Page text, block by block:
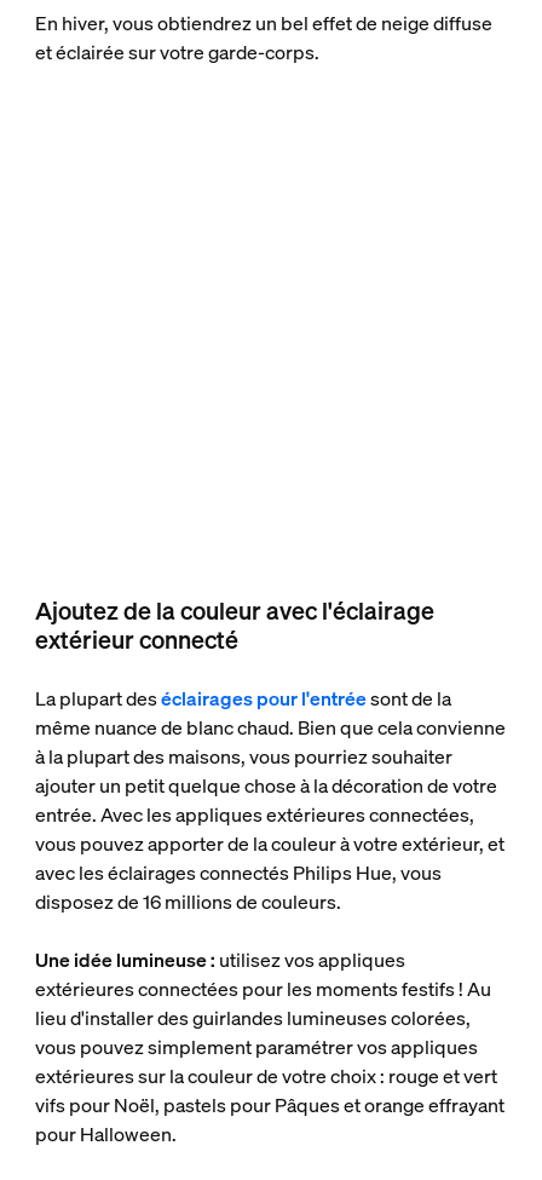
En hiver, vous obtiendrez un bel effet de neige diffuse
et éclairée sur votre garde-corps.
Ajoutez de la couleur avec l'éclairage
extérieur connecté
La plupart deséclairages pour l'entréesont de la
même nuance de blanc chaud. Bien que cela convienne
à la plupart des maisons, vous pourriez souhaiter
ajouter un petit quelque chose à la décoration de votre
entrée. Avec les appliques extérieures connectées,
vous pouvez apporter de la couleur à votre extérieur, et
avec les éclairages connectés Philips Hue, vous
disposez de 16 millions de couleurs.
Une idée lumineuse : utilisez vos appliques
extérieures connectées pour les moments festifs ! Au
lieu d'installer des guirlandes lumineuses colorées,
vous pouvez simplement paramétrer vos appliques
extérieures sur la couleur de votre choix : rouge et vert
vifs pour Noël, pastels pour Pâques et orange effrayant
pour Halloween.